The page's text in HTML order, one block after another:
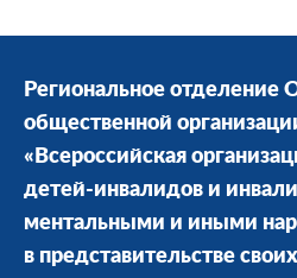
Региональное отделение
общественной
«Всероссийская
детей-инвалидов и
ментальными и иными
в представительстве